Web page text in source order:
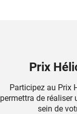
Prix
Participez au Prix
permettra de réaliser
sein de